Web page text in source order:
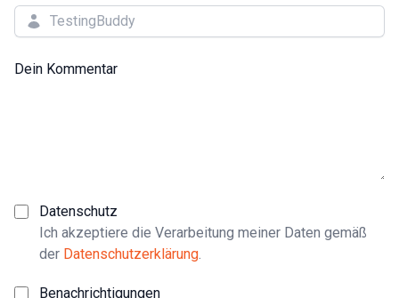
Dein Kommentar
Datenschutz
Ich akzeptiere die Verarbeitung meiner Daten gemäß
der Datenschutzerklärung.
Benachrichtigungen